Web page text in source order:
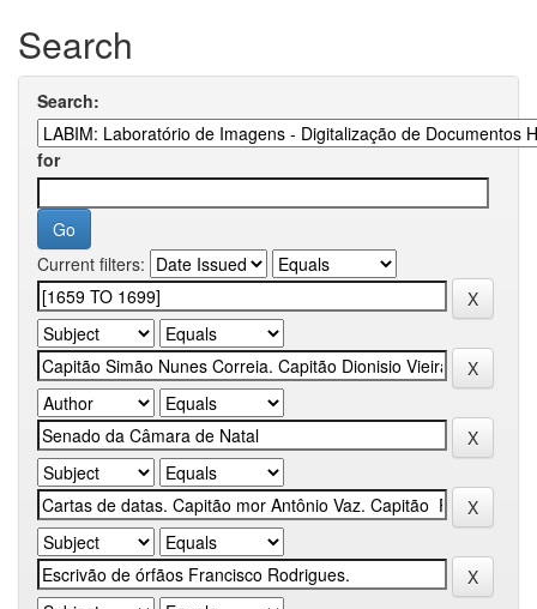
Search
Search:
for
Current filters: